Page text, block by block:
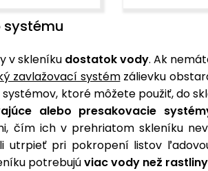
v skleníku dostatok vody. Ak
zavlažovací systémzálievku
ktoré môžete použiť, do
alebo presakovacie
čím ich v prehriatom skleníku
utrpieť pri pokropení listov
potrebujúviac vody než